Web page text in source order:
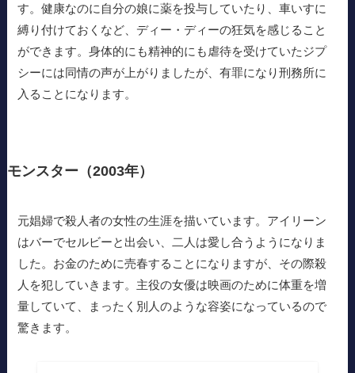
す。健康なのに自分の娘に薬を投与していたり、車いすに
縛り付けておくなど、ディー・ディーの狂気を感じること
ができます。身体的にも精神的にも虐待を受けていたジプ
シーには同情の声が上がりましたが、有罪になり刑務所に
入ることになります。
モンスター（2003年）
元娼婦で殺人者の女性の生涯を描いています。アイリーン
はバーでセルビーと出会い、二人は愛し合うようになりま
した。お金のために売春することになりますが、その際殺
人を犯していきます。主役の女優は映画のために体重を増
量していて、まったく別人のような容姿になっているので
驚きます。